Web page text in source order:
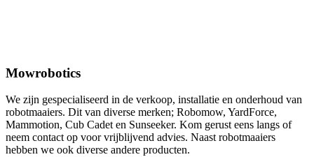
Mowrobotics
We zijn gespecialiseerd in de verkoop, installatie en onderhoud van
robotmaaiers. Dit van diverse merken; Robomow, YardForce,
Mammotion, Cub Cadet en Sunseeker. Kom gerust eens langs of
neem contact op voor vrijblijvend advies. Naast robotmaaiers
hebben we ook diverse andere producten.